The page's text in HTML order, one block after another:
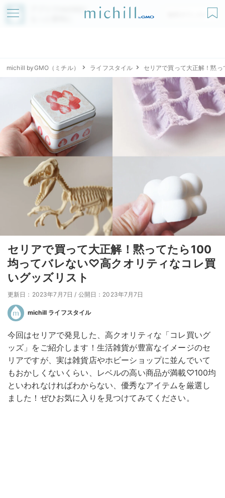
アプリでmichillが
無料ダウンロード
michill byGMO（ミチル） ライフスタイル セリアで買って大正解！黙
セリアで買って大正解！黙ってたら100
均ってバレない♡高クオリティなコレ買
いグッズリスト
更新日：2023年7月7日 / 公開日：2023年7月7日
michill ライフスタイル
今回はセリアで発見した、高クオリティな「コレ買いグ
ッズ」をご紹介します！生活雑貨が豊富なイメージのセ
リアですが、実は雑貨店やホビーショップに並んでいて
もおかしくないくらい、レベルの高い商品が満載♡100均
といわれなければわからない、優秀なアイテムを厳選し
ました！ぜひお気に入りを見つけてみてください。